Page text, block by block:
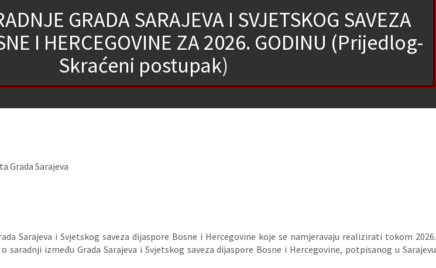
GRADA SARAJEVA I SVJETSKOG SAVEZA
I HERCEGOVINE ZA 2026. GODINU (Prijedlog-
Skraćeni postupak)
Grada Sarajeva
Sarajeva i Svjetskog saveza dijaspore Bosne i Hercegovine koje se namjeravaju realizirati tokom 2026.
saradnji između Grada Sarajeva i Svjetskog saveza dijaspore Bosne i Hercegovine, potpisanog u Sarajevu